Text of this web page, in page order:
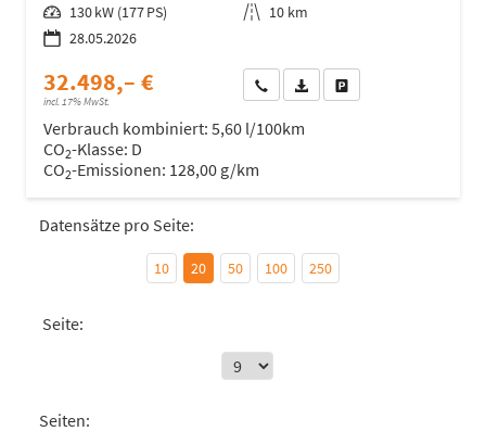
Leistung 130 kW (177 PS) Kilometerstand 10 km
28.05.2026
32.498,– €
incl. 17% MwSt.
Wir rufen Sie anFahrzeugexposé (PDF)
Verbrauch kombiniert: 5,60 l/100km
CO2-Klasse: D
CO2-Emissionen: 128,00 g/km
Datensätze pro Seite:
10 20 50 100 250
Seite:
Seiten: